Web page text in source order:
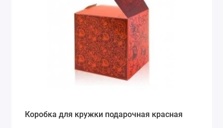
Коробка для кружки подарочная красная